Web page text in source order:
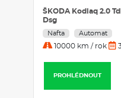
ŠKODA Kodiaq 2.0
Dsg
Nafta Automat
10000 km / rok
PROHLÉDNOUT